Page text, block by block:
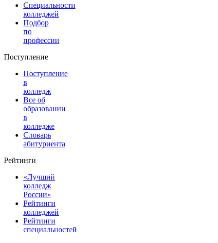
Специальности
колледжей
Подбор
по
профессии
Поступление
Поступление
в
колледж
Все об
образовании
в
колледже
Словарь
абитуриента
Рейтинги
«Лучший
колледж
России»
Рейтинги
колледжей
Рейтинги
специальностей